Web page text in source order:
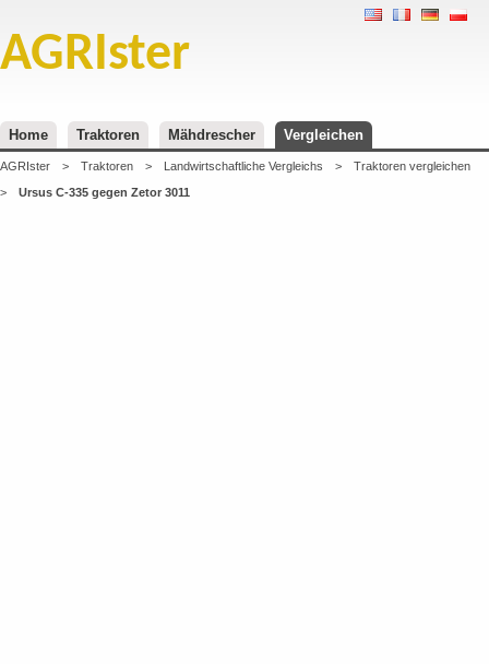
AGRIster
Home Traktoren Mähdrescher Vergleichen
AGRIster > Traktoren > Landwirtschaftliche Vergleichs >
Traktoren vergleichen
>
Ursus C-335 gegen Zetor 3011